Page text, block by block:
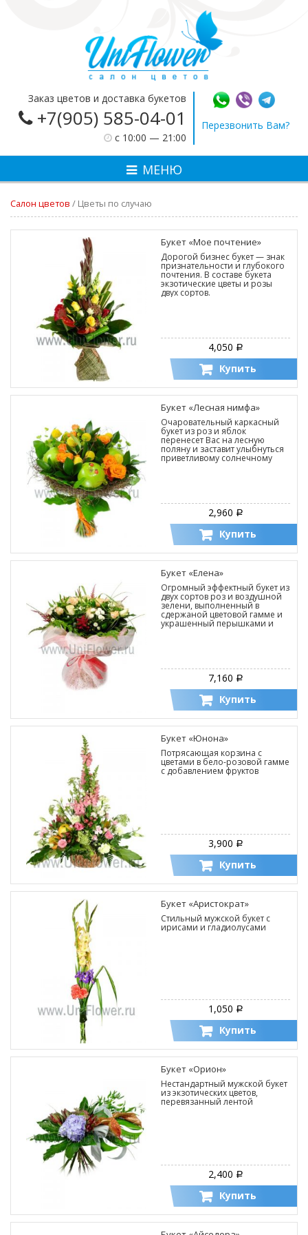
Заказ цветов и доставка букетов
+7(905) 585-04-01
c 10:00 — 21:00
Перезвонить Вам?
МЕНЮ
Салон цветов / Цветы по случаю
Букет «Мое почтение»
Дорогой бизнес букет — знак
признательности и глубокого
почтения. В составе букета
экзотические цветы и розы
двух сортов.
4,050 Р
Купить
Букет «Лесная нимфа»
Очаровательный каркасный
букет из роз и яблок
перенесет Вас на лесную
поляну и заставит улыбнуться
приветливому солнечному
лучу, просвечивающему сквозь
2,960 Р
Купить
Букет «Елена»
Огромный эффектный букет из
двух сортов роз и воздушной
зелени, выполненный в
сдержаной цветовой гамме и
украшенный перышками и
жемчужинами,
7,160 Р
Купить
Букет «Юнона»
Потрясающая корзина с
цветами в бело-розовой гамме
с добавлением фруктов
3,900 Р
Купить
Букет «Аристократ»
Стильный мужской букет с
ирисами и гладиолусами
1,050 Р
Купить
Букет «Орион»
Нестандартный мужской букет
из экзотических цветов,
перевязанный лентой
2,400 Р
Купить